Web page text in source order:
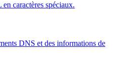
caractères spéciaux.
DNS et des informations de